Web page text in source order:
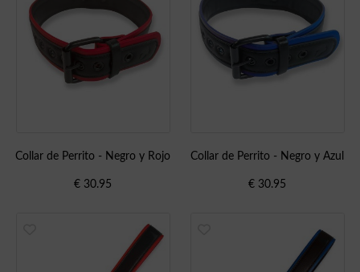
Collar de Perrito - Negro y Rojo
€ 30.95
Collar de Perrito - Negro y Azul
€ 30.95